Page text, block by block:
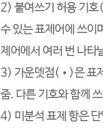
2) 붙여쓰기 허용 기호
수 있는 표제어에 쓰이
제어에서 여러 번 나타
3) 가운뎃점(•)은 표
줌. 다른 기호와 함께
4) 미분석 표제 항은